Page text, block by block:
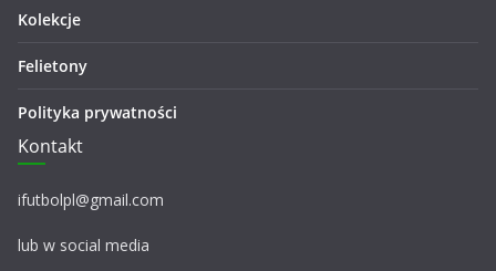
Kolekcje
Felietony
Polityka prywatności
Kontakt
ifutbolpl@gmail.com
lub w social media